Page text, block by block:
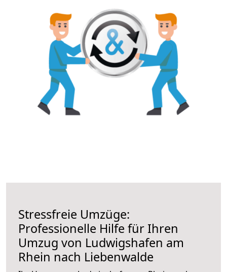
Stressfreie Umzüge:
Professionelle Hilfe für Ihren
Umzug von Ludwigshafen am
Rhein nach Liebenwalde